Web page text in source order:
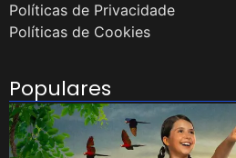
Políticas de Privacidade
Políticas de Cookies
Populares